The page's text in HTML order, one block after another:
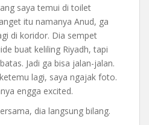
saya temui di toilet
itu namanya Anud, ga
di koridor. Dia sempet
buat keliling Riyadh, tapi
Jadi ga bisa jalan-jalan.
lagi, saya ngajak foto.
engga excited.
dia langsung bilang.